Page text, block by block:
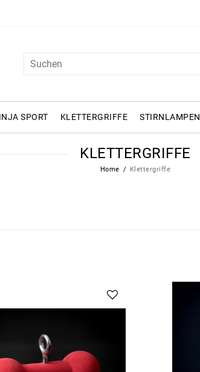
SPORT KLETTERGRIFFE STIRNLAMPEN
KLETTERGRIFFE
Home Klettergriffe